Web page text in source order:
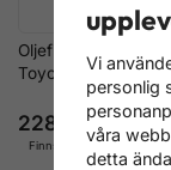
Oljefilterhylsa 65
Toyota 1.8/2.0L
228 kr
Finns i lager
Vi
personlig
våra
detta